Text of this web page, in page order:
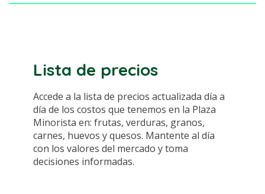
Lista de precios
Accede a la lista de precios actualizada día a
día de los costos que tenemos en la Plaza
Minorista en: frutas, verduras, granos,
carnes, huevos y quesos. Mantente al día
con los valores del mercado y toma
decisiones informadas.